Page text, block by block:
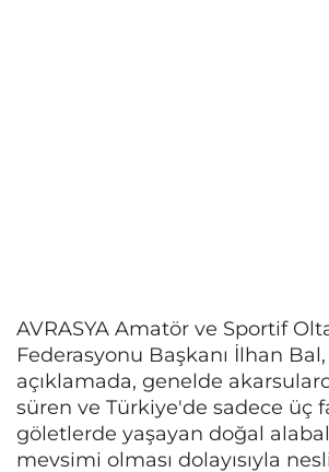
AVRASYA Amatör ve Sportif Olta
Federasyonu Başkanı İlhan Bal,
açıklamada, genelde
süren ve Türkiye'de sadece üç
göletlerde yaşayan doğal
mevsimi olması dolayısıyla